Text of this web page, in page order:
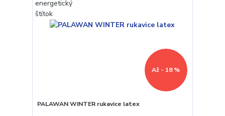
Až - 18 %
PALAWAN WINTER rukavice latex